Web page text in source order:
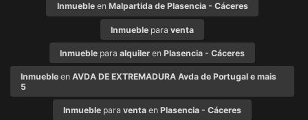
Inmuebleen Malpartida de Plasencia - Cáceres
Inmueble para venta
Inmueble para alquiler en Plasencia - Cáceres
Inmueble enAVDA DE EXTREMADURA Avda de Portugal e mais
5
Inmueble para venta en Plasencia - Cáceres